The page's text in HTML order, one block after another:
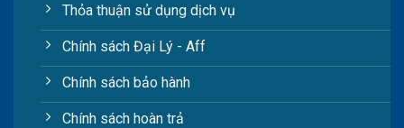
Thỏa thuận sử dụng dịch vụ
Chính sách Đại Lý - Aff
Chính sách bảo hành
Chính sách hoàn trả